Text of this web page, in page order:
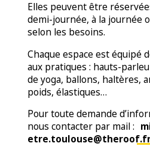
Elles peuvent être
demi-journée, à la journée
selon les besoins.
Chaque espace est équipé
aux pratiques : hauts-
de yoga, ballons, haltères,
poids, élastiques…
Pour toute demande
nous contacter par mail :